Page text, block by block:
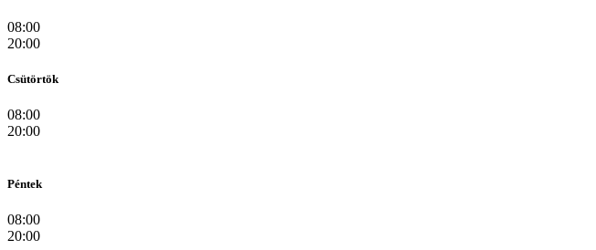
08:00
20:00
Csütörtök
08:00
20:00
Péntek
08:00
20:00